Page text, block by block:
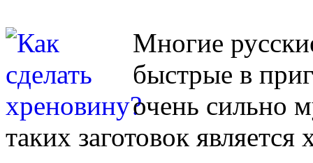
Многие
быстрые в
очень сильно
таких заготовок является